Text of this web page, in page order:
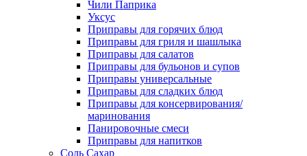
Чили Паприка
Уксус
Приправы для горячих блюд
Приправы для гриля и шашлыка
Приправы для салатов
Приправы для бульонов и супов
Приправы универсальные
Приправы для сладких блюд
Приправы для консервирования/
маринования
Панировочные смеси
Приправы для напитков
Соль Сахар